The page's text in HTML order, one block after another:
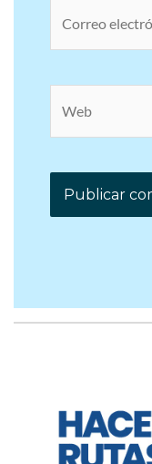
electrónico*